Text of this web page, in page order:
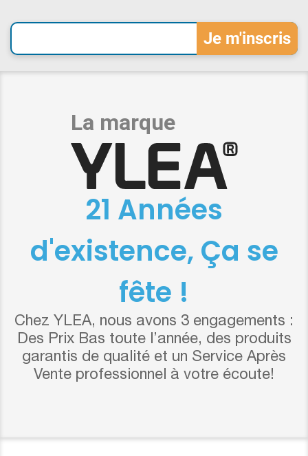
21 Années
d'existence, Ça se
fête !
Chez YLEA, nous avons 3 engagements :
Des Prix Bas toute l’année, des produits
garantis de qualité et un Service Après
Vente professionnel à votre écoute!